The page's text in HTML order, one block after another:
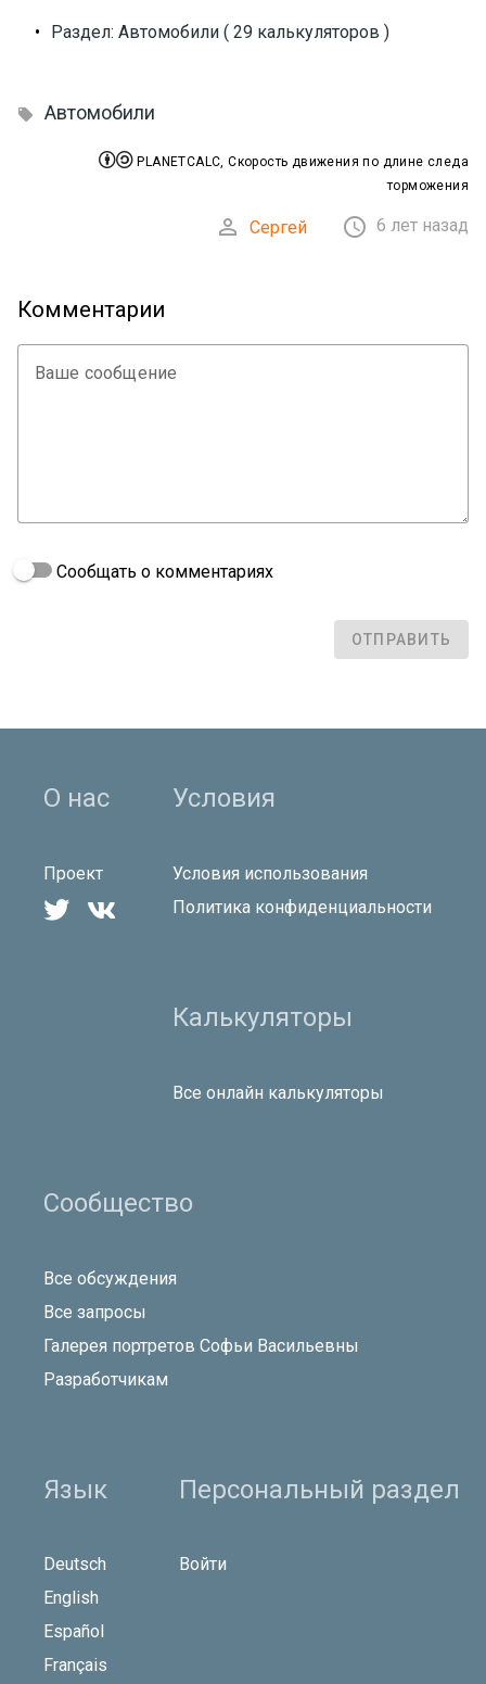
• Раздел: Автомобили ( 29 калькуляторов )
 Автомобили
 PLANETCALC, Скорость движения по длине следа
торможения
 Сергей  6 лет назад
Комментарии
Ваше сообщение
Сообщать о комментариях
ОТПРАВИТЬ
О нас
Проект
 
Условия
Условия использования
Политика конфиденциальности
Калькуляторы
Все онлайн калькуляторы
Сообщество
Все обсуждения
Все запросы
Галерея портретов Софьи Васильевны
Разработчикам
Язык
Deutsch
English
Español
Français
Персональный раздел
Войти